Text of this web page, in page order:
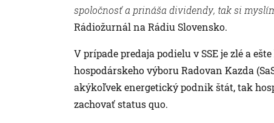
spoločnosť a prináša dividendy, tak si
Rádiožurnál na Rádiu Slovensko.
V prípade predaja podielu v SSE je zlé a
hospodárskeho výboru Radovan Kazda
akýkoľvek energetický podnik štát, tak
zachovať status quo.